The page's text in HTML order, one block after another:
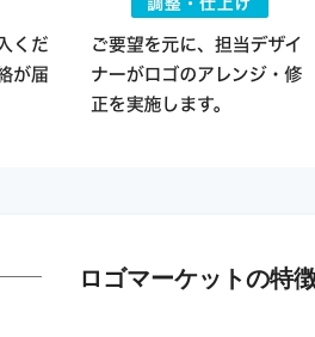
ロゴマーケットの特